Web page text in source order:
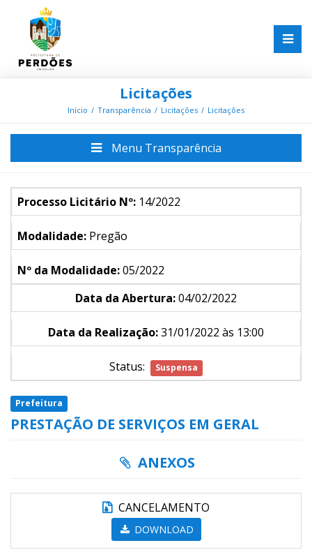
Licitações
Início Transparência Licitações Licitações
Menu Transparência
Processo Licitário Nº: 14/2022
Modalidade: Pregão
Nº da Modalidade:05/2022
Data da Abertura:04/02/2022
Data da Realização:31/01/2022 às 13:00
Status: Suspensa
Prefeitura
PRESTAÇÃO DE SERVIÇOS EM GERAL
ANEXOS
CANCELAMENTO
DOWNLOAD